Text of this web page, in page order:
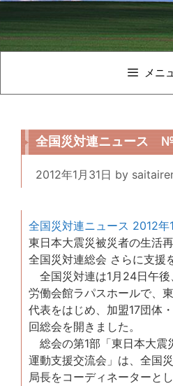
メニ
全国災対連ニュース
2012年1月31日 by
全国災対連ニュース 2012年
東日本大震災被災者の生活
全国災対連総会 さらに支援
全国災対連は1月24日午
労働会館ラパスホールで、
代表をはじめ、加盟17団体
回総会を開きました。
総会の第1部「東日本大震
運動支援交流会」は、全国
局長をコーディネーターと